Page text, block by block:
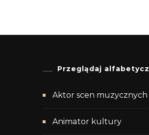
Przeglądaj
Aktor scen muzycznych
Animator kultury